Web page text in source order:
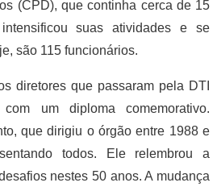
(CPD), que continha cerca de 15
suas atividades e se
são 115 funcionários.
diretores que passaram pela DTI
com um diploma comemorativo.
que dirigiu o órgão entre 1988 e
todos. Ele relembrou a
nestes 50 anos. A mudança